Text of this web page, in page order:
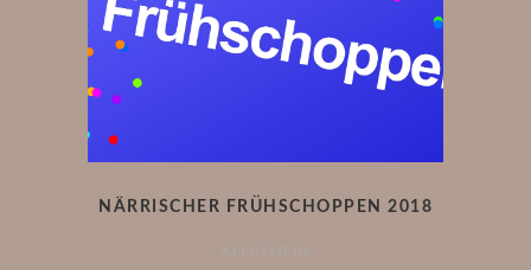
NÄRRISCHER FRÜHSCHOPPEN 2018